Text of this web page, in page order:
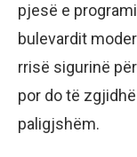
pjesë e
bulevardit
rrisë sigurinë
por do të
paligjshëm.